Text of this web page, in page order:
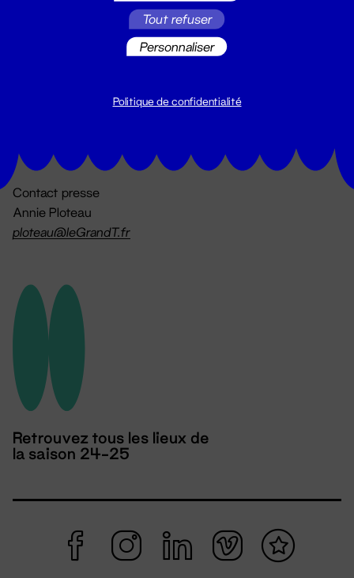
billetterie@leGrandT.fr
Contact presse
Annie Ploteau
ploteau@leGrandT.fr
Retrouvez tous les lieux de
la saison 24-25
Tout refuser
Personnaliser
Politique de confidentialité